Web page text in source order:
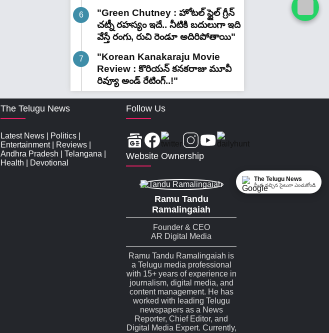
"Green Chutney : హోటల్ స్టైల్ గ్రీన్
చట్నీ రహస్యం ఇదే.. నీటికి బదులుగా ఇది
వేస్తే రంగు, రుచి రెండూ అదిరిపోతాయి"
"Korean Kanakaraju Movie
Review : కొరియన్ కనకరాజు మూవీ
రివ్యూ అండ్ రేటింగ్‌..!"
The Telugu News
Latest News Politics
Entertainment| Reviews
Andhra Pradesh
Telangana
Health
Devotional
Follow Us
Website Ownership
Ramu Tandu
Ramalingaiah
Founder & CEO
AR Digital Media
Ramu Tandu Ramalingaiah is
a Telugu media professional
with 15+ years of experience in
journalism, digital media, and
content management. He has
worked with leading Telugu
newspapers as a News
Reporter, Chief Editor, and
Digital Media Expert. Currently,
The Telugu News
మీకు నచ్చిన సైటుగా ఎంచుకోండి